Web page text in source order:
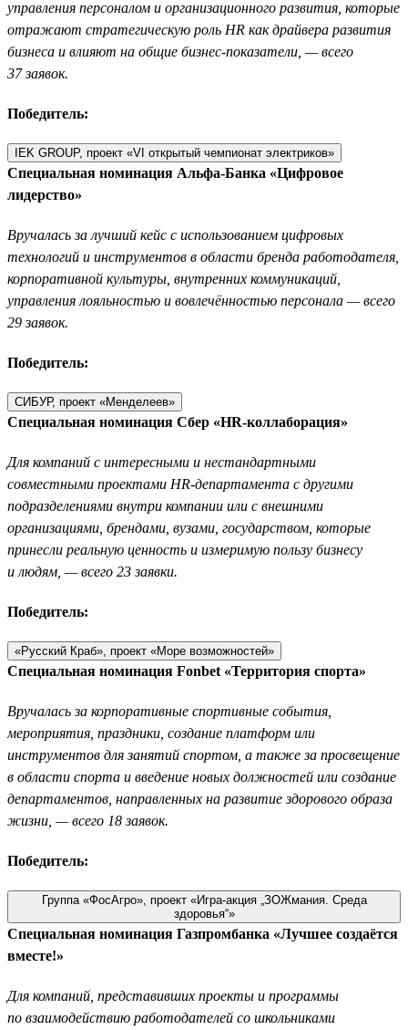
управления персоналом и организационного развития, которые
отражают стратегическую роль HR как драйвера развития
бизнеса и влияют на общие бизнес-показатели, — всего
37 заявок.
Победитель:
IEK GROUP, проект «VI открытый чемпионат электриков»
Специальная номинация Альфа-Банка «Цифровое
лидерство»
Вручалась за лучший кейс с использованием цифровых
технологий и инструментов в области бренда работодателя,
корпоративной культуры, внутренних коммуникаций,
управления лояльностью и вовлечённостью персонала — всего
29 заявок.
Победитель:
СИБУР, проект «Менделеев»
Специальная номинация Сбер «HR-коллаборация»
Для компаний с интересными и нестандартными
совместными проектами HR-департамента с другими
подразделениями внутри компании или с внешними
организациями, брендами, вузами, государством, которые
принесли реальную ценность и измеримую пользу бизнесу
и людям, — всего 23 заявки.
Победитель:
«Русский Краб», проект «Море возможностей»
Специальная номинация Fonbet «Территория спорта»
Вручалась за корпоративные спортивные события,
мероприятия, праздники, создание платформ или
инструментов для занятий спортом, а также за просвещение
в области спорта и введение новых должностей или создание
департаментов, направленных на развитие здорового образа
жизни, — всего 18 заявок.
Победитель:
Группа «ФосАгро», проект «Игра-акция „ЗОЖмания. Среда
здоровья“»
Специальная номинация Газпромбанка «Лучшее создаётся
вместе!»
Для компаний, представивших проекты и программы
по взаимодействию работодателей со школьниками